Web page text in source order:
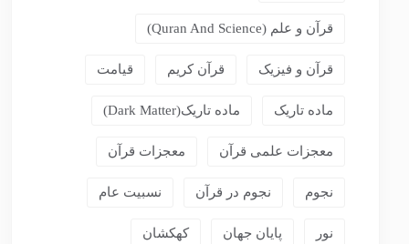
قرآن و علم (Quran And Science)
قرآن و فیزیک قرآن کریم قیامت
ماده تاریک ماده تاریک(dark Matter)
معجزات علمی قرآن معجزات قرآن
نجوم نجوم در قرآن نسبیت عام
نور پایان جهان کهکشان